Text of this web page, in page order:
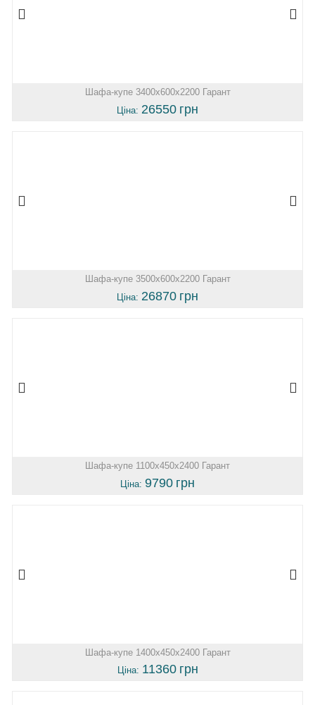
Шафа-купе 3400х600х2200 Гарант
Ціна: 26550 грн
Шафа-купе 3500х600х2200 Гарант
Ціна: 26870 грн
Шафа-купе 1100х450х2400 Гарант
Ціна: 9790 грн
Шафа-купе 1400х450х2400 Гарант
Ціна: 11360 грн